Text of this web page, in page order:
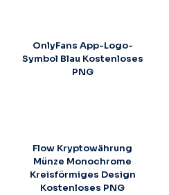
OnlyFans App-Logo-
Symbol Blau Kostenloses
PNG
Flow Kryptowährung
Münze Monochrome
Kreisförmiges Design
Kostenloses PNG